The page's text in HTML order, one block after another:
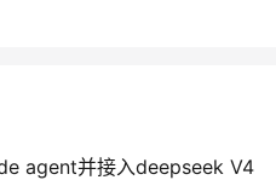
agent并接入deepseek V4